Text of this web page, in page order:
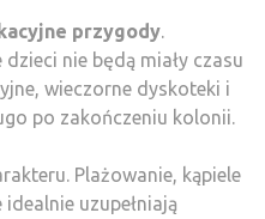
przygody.
nie będą miały czasu
wieczorne dyskoteki i
po zakończeniu kolonii.
Plażowanie, kąpiele
uzupełniają